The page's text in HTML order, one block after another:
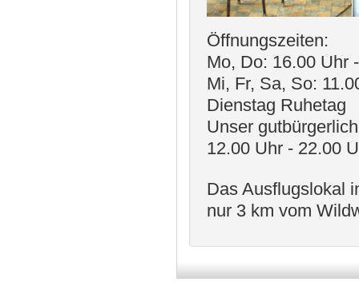
Öffnungszeiten:
Mo, Do: 16.00 Uhr
Mi, Fr, Sa, So:
Dienstag Ruhetag
Unser
12.00 Uhr - 22.00
Das Ausflugslokal
nur 3 km vom